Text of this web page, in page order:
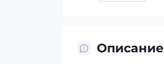
Описание